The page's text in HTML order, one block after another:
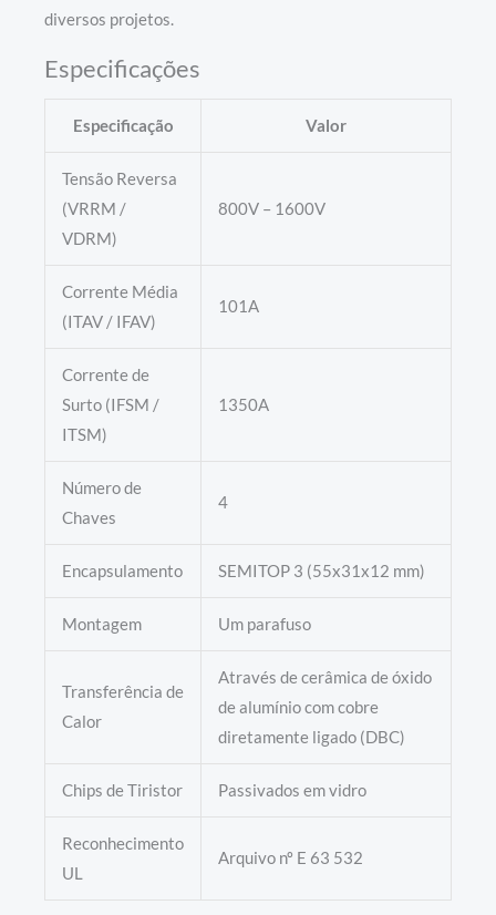
diversos projetos.
Especificações
Especificação Valor
Tensão Reversa
(VRRM /
VDRM)
800V – 1600V
Corrente Média
(ITAV / IFAV)
101A
Corrente de
Surto (IFSM /
ITSM)
1350A
Número de
Chaves
4
Encapsulamento SEMITOP 3 (55x31x12 mm)
Montagem Um parafuso
Transferência de
Calor
Através de cerâmica de óxido
de alumínio com cobre
diretamente ligado (DBC)
Chips de Tiristor Passivados em vidro
Reconhecimento
UL
Arquivo nº E 63 532